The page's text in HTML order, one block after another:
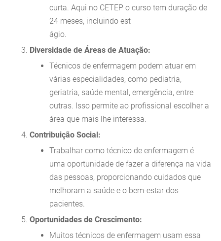
curta. Aqui no CETEP o curso tem duração de
24 meses, incluindo est
ágio.
Diversidade de Áreas de Atuação:
Técnicos de enfermagem podem atuar em
várias especialidades, como pediatria,
geriatria, saúde mental, emergência, entre
outras. Isso permite ao profissional escolher a
área que mais lhe interessa.
Contribuição Social:
Trabalhar como técnico de enfermagem é
uma oportunidade de fazer a diferença na vida
das pessoas, proporcionando cuidados que
melhoram a saúde e o bem-estar dos
pacientes.
Oportunidades de Crescimento:
Muitos técnicos de enfermagem usam essa